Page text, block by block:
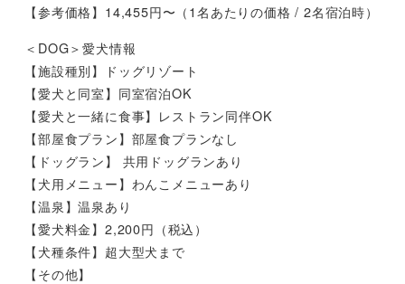
【参考価格】14,455円〜（1名あたりの価格 / 2名宿泊時）
＜DOG＞愛犬情報
【施設種別】ドッグリゾート
【愛犬と同室】同室宿泊OK
【愛犬と一緒に食事】レストラン同伴OK
【部屋食プラン】部屋食プランなし
【ドッグラン】 共用ドッグランあり
【犬用メニュー】わんこメニューあり
【温泉】温泉あり
【愛犬料金】2,200円（税込）
【犬種条件】超大型犬まで
【その他】